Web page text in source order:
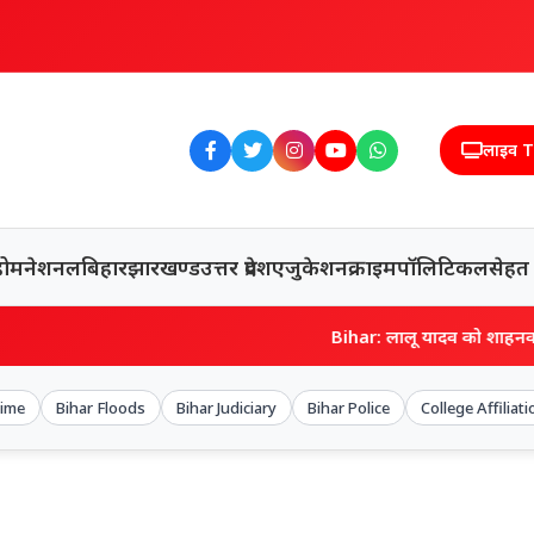
लाइव
नेशनलबिहारझारखण्डउत्तर प्रदेशएजुकेशनक्राइमपॉलिटिकलसेहत
Bihar: लालू यादव को शाहनवाज हुसैन ने
Bihar Floods Bihar Judiciary Bihar Police College